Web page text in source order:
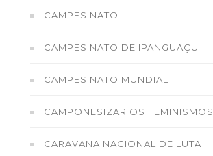
CAMPESINATO
CAMPESINATO DE IPANGUAÇU
CAMPESINATO MUNDIAL
CAMPONESIZAR OS FEMINISMOS
CARAVANA NACIONAL DE LUTA